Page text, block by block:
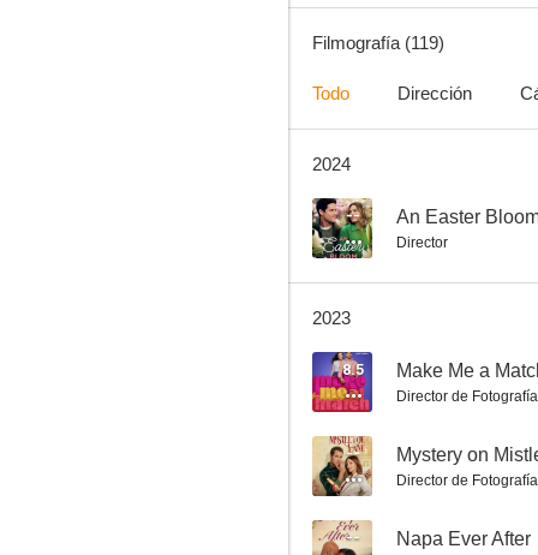
En lo bueno y en lo malo
7.3
El secreto de la esfinge
7.0
Filmografía (119)
Todo Dirección
2024
-- An Easter
Director
2023
8.5 Make Me a
Director de Fotografía
-- Mystery on
Director de Fotografía
-- Napa Ever After